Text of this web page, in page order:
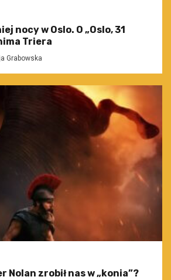
nocy w Oslo. O „Oslo, 31
Triera
Grabowska
Nolan zrobił nas w „konia”?